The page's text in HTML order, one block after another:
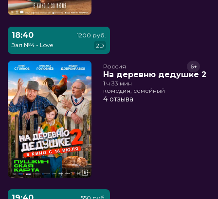
18:40
Зал №4 - Love
1200 руб.
2D
Россия
На деревню дедушке 2
6+
1 ч 33 мин
комедия, семейный
4 отзыва
550 руб.